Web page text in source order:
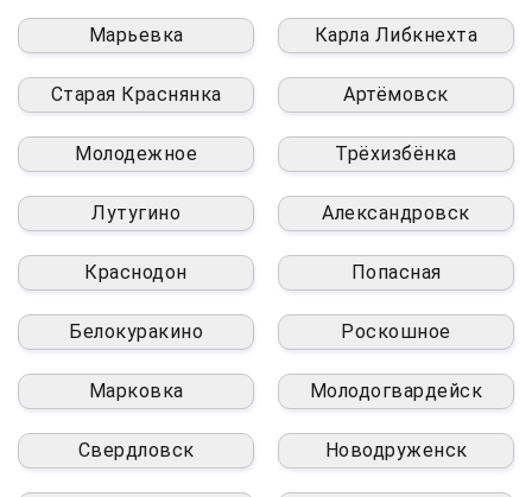
Марьевка Карла Либкнехта
Старая Краснянка Артёмовск
Молодежное Трёхизбёнка
Лутугино Александровск
Краснодон Попасная
Белокуракино Роскошное
Марковка Молодогвардейск
Свердловск Новодруженск